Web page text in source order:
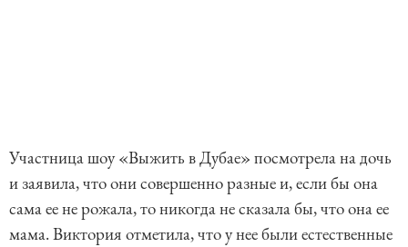
Участница шоу «Выжить в Дубае» посмотрела на дочь
и заявила, что они совершенно разные и, если бы она
сама ее не рожала, то никогда не сказала бы, что она ее
мама. Виктория отметила, что у нее были естественные